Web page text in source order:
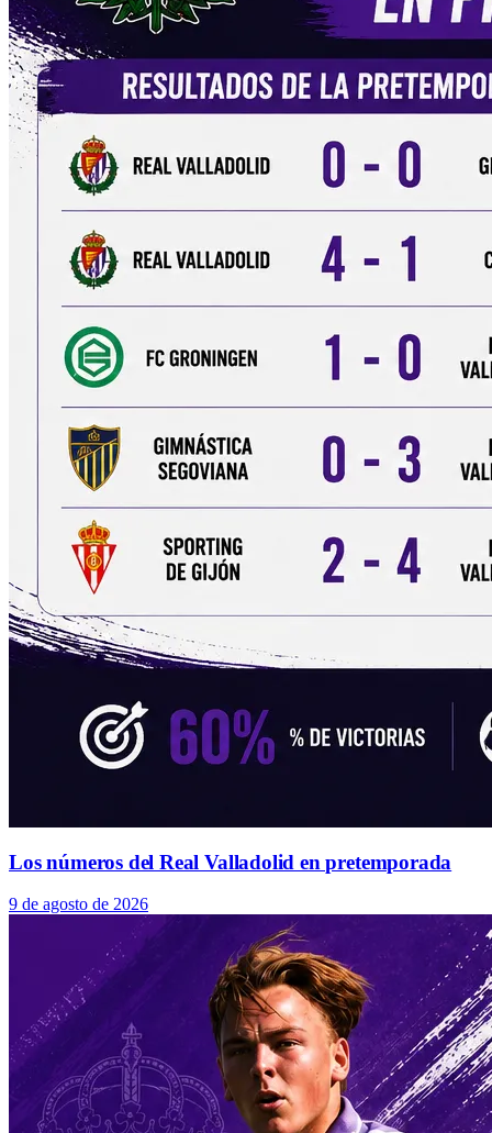
Los números del Real Valladolid en pretemporada
9 de agosto de 2026